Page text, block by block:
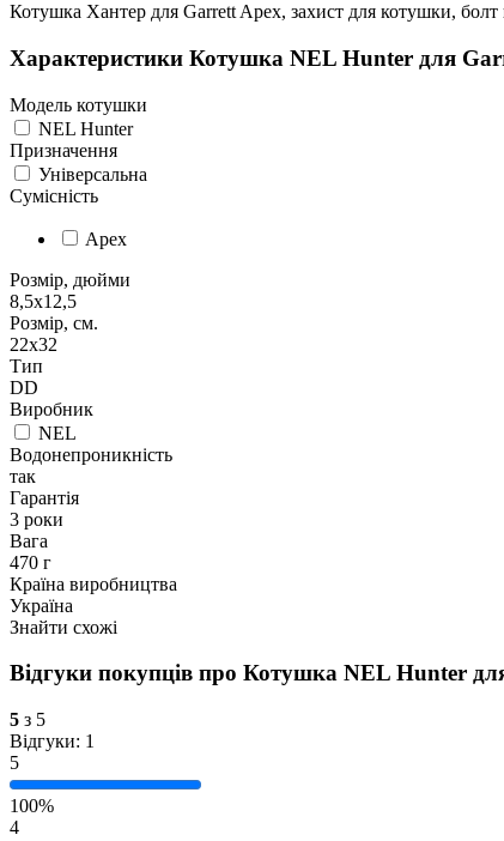
Котушка Хантер для Garrett Apex, захист для котушки, болт
Характеристики Котушка NEL Hunter для
Модель котушки
NEL Hunter
Призначення
Універсальна
Сумісність
Apex
Розмір, дюйми
8,5x12,5
Розмір, см.
22x32
Тип
DD
Виробник
NEL
Водонепроникність
так
Гарантія
3 роки
Вага
470 г
Країна виробництва
Україна
Знайти схожі
Відгуки покупців про Котушка NEL Hunter
5 з 5
Відгуки: 1
5
100%
4